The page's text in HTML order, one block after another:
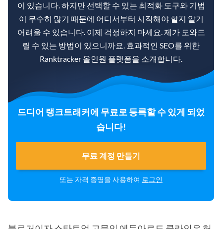
이 있습니다. 하지만 선택할 수 있는 최적화 도구와 기법
이 무수히 많기 때문에 어디서부터 시작해야 할지 알기
어려울 수 있습니다. 이제 걱정하지 마세요. 제가 도와드
릴 수 있는 방법이 있으니까요. 효과적인 SEO를 위한
Ranktracker 올인원 플랫폼을 소개합니다.
드디어 랭크트래커에 무료로 등록할 수 있게 되었
습니다!
무료 계정 만들기
또는 자격 증명을 사용하여 로그인